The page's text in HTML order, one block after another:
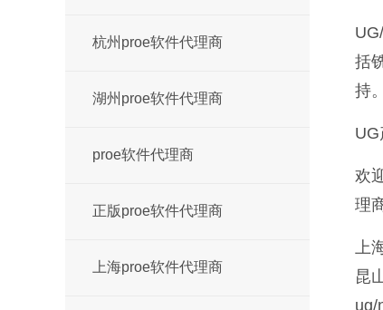
括
持
欢
理
上
昆
ug/
杭州proe软件代理商
湖州proe软件代理商
proe软件代理商
正版proe软件代理商
上海proe软件代理商